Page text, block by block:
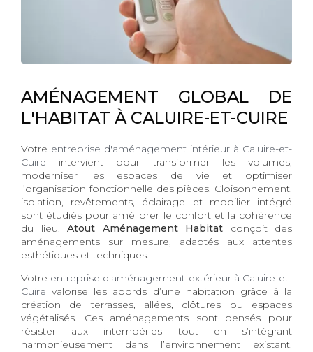
AMÉNAGEMENT GLOBAL DE
L'HABITAT À CALUIRE-ET-CUIRE
Votre entreprise d'aménagement intérieur à Caluire-et-
Cuire intervient pour transformer les volumes,
moderniser les espaces de vie et optimiser
l’organisation fonctionnelle des pièces. Cloisonnement,
isolation, revêtements, éclairage et mobilier intégré
sont étudiés pour améliorer le confort et la cohérence
du lieu. Atout Aménagement Habitat conçoit des
aménagements sur mesure, adaptés aux attentes
esthétiques et techniques.
Votre entreprise d'aménagement extérieur à Caluire-et-
Cuire valorise les abords d’une habitation grâce à la
création de terrasses, allées, clôtures ou espaces
végétalisés. Ces aménagements sont pensés pour
résister aux intempéries tout en s’intégrant
harmonieusement dans l’environnement existant.